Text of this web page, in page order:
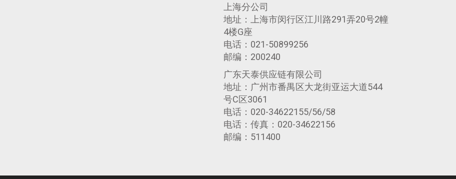
上海分公司
地址：上海市闵行区江川路291弄20号2幢
4楼G座
电话：021-50899256
邮编：200240
广东天泰供应链有限公司
地址：广州市番禺区大龙街亚运大道544
号C区3061
电话：020-34622155/56/58
电话：传真：020-34622156
邮编：511400